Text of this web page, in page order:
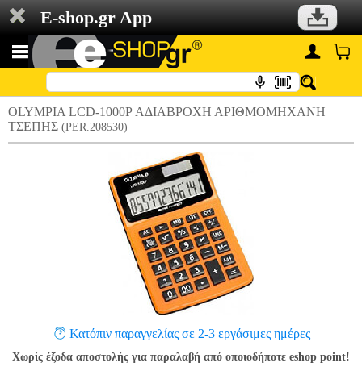
E-shop.gr App
OLYMPIA LCD-1000P ΑΔΙΑΒΡΟΧΗ ΑΡΙΘΜΟΜΗΧΑΝΗ
ΤΣΕΠΗΣ (PER.208530)
Κατόπιν παραγγελίας σε 2-3 εργάσιμες ημέρες
Χωρίς έξοδα αποστολής για παραλαβή από οποιοδήποτε eshop point!